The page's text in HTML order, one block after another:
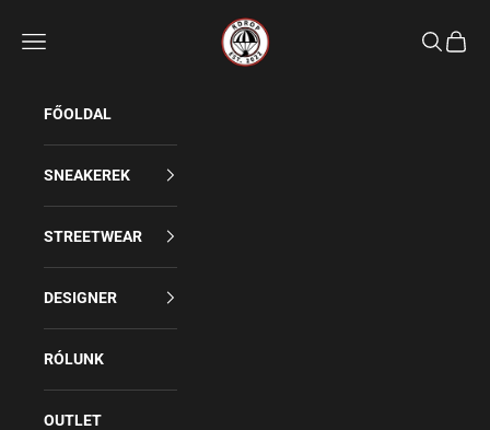
Rdrop
Keresés
FŐOLDAL
SNEAKEREK
STREETWEAR
DESIGNER
RÓLUNK
OUTLET